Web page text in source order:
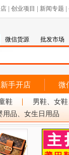
创业项目 新闻专题
微信货源 批发市场
新手开店 微
鞋
男鞋、女
用品、女生日用品